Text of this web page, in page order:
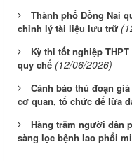
Thành phố Đồng Nai
chỉnh lý tài liệu lưu trữ
Kỳ thi tốt nghiệp
quy chế (12/06/2026)
Cảnh báo thủ đoạn
cơ quan, tổ chức để lừa
Hàng trăm người dân
sàng lọc bệnh lao phổi